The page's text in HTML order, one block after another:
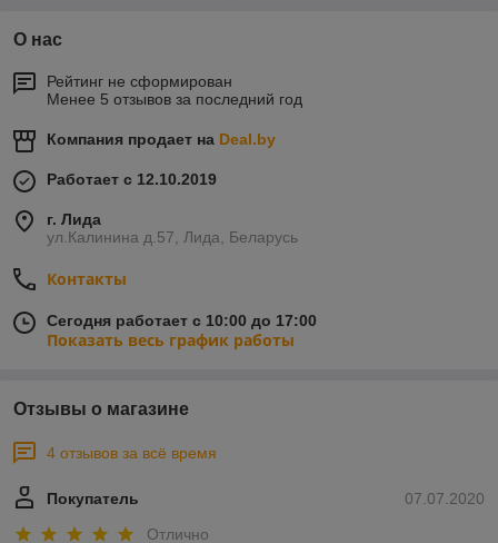
О нас
Рейтинг не сформирован
Менее 5 отзывов за последний год
Компания продает на Deal.by
Работает с 12.10.2019
г. Лида
ул.Калинина д.57, Лида, Беларусь
Контакты
Сегодня работает с 10:00 до 17:00
Показать весь график работы
Отзывы о магазине
4 отзывов за всё время
07.07.2020
Покупатель
Отлично